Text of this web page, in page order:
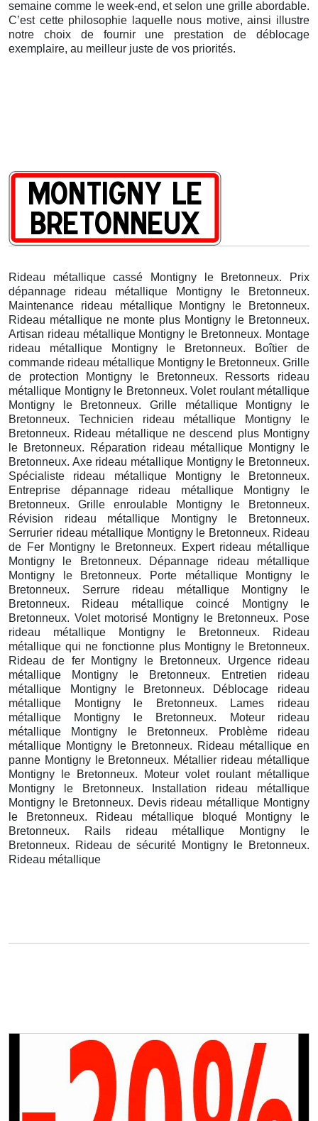
semaine comme le week-end, et selon une grille abordable.
C’est cette philosophie laquelle nous motive, ainsi illustre
notre choix de fournir une prestation de déblocage
exemplaire, au meilleur juste de vos priorités.
Rideau métallique cassé Montigny le Bretonneux. Prix
dépannage rideau métallique Montigny le Bretonneux.
Maintenance rideau métallique Montigny le Bretonneux.
Rideau métallique ne monte plus Montigny le Bretonneux.
Artisan rideau métallique Montigny le Bretonneux. Montage
rideau métallique Montigny le Bretonneux. Boîtier de
commande rideau métallique Montigny le Bretonneux. Grille
de protection Montigny le Bretonneux. Ressorts rideau
métallique Montigny le Bretonneux. Volet roulant métallique
Montigny le Bretonneux. Grille métallique Montigny le
Bretonneux. Technicien rideau métallique Montigny le
Bretonneux. Rideau métallique ne descend plus Montigny
le Bretonneux. Réparation rideau métallique Montigny le
Bretonneux. Axe rideau métallique Montigny le Bretonneux.
Spécialiste rideau métallique Montigny le Bretonneux.
Entreprise dépannage rideau métallique Montigny le
Bretonneux. Grille enroulable Montigny le Bretonneux.
Révision rideau métallique Montigny le Bretonneux.
Serrurier rideau métallique Montigny le Bretonneux. Rideau
de Fer Montigny le Bretonneux. Expert rideau métallique
Montigny le Bretonneux. Dépannage rideau métallique
Montigny le Bretonneux. Porte métallique Montigny le
Bretonneux. Serrure rideau métallique Montigny le
Bretonneux. Rideau métallique coincé Montigny le
Bretonneux. Volet motorisé Montigny le Bretonneux. Pose
rideau métallique Montigny le Bretonneux. Rideau
métallique qui ne fonctionne plus Montigny le Bretonneux.
Rideau de fer Montigny le Bretonneux. Urgence rideau
métallique Montigny le Bretonneux. Entretien rideau
métallique Montigny le Bretonneux. Déblocage rideau
métallique Montigny le Bretonneux. Lames rideau
métallique Montigny le Bretonneux. Moteur rideau
métallique Montigny le Bretonneux. Problème rideau
métallique Montigny le Bretonneux. Rideau métallique en
panne Montigny le Bretonneux. Métallier rideau métallique
Montigny le Bretonneux. Moteur volet roulant métallique
Montigny le Bretonneux. Installation rideau métallique
Montigny le Bretonneux. Devis rideau métallique Montigny
le Bretonneux. Rideau métallique bloqué Montigny le
Bretonneux. Rails rideau métallique Montigny le
Bretonneux. Rideau de sécurité Montigny le Bretonneux.
Rideau métallique